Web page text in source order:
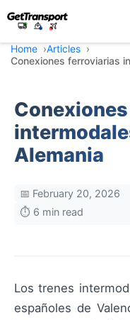
Home
Articles
Conexiones ferroviarias
Alemania
📅 February 20, 2026
⏱️ 6 min read
Los trenes
españoles de